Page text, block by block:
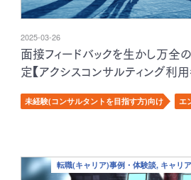
2025-03-26
面接フィードバックを生かし万全
定【アクシスコンサルティング利
未経験(コンサルタントを目指す方)向け エ
転職(キャリア)事例・体験談, キャリ